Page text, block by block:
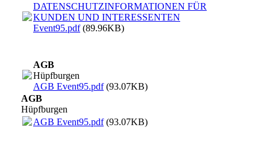
DATENSCHUTZINFORMATIONEN FÜR
KUNDEN UND INTERESSENTEN
Event95.pdf(89.96KB)
AGB
Hüpfburgen
AGB Event95.pdf(93.07KB)
AGB
Hüpfburgen
AGB Event95.pdf(93.07KB)